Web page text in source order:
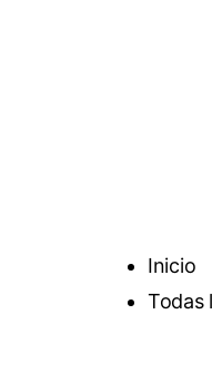
Inicio
Todas